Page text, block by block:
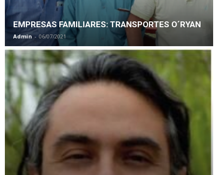
EMPRESAS FAMILIARES: TRANSPORTES O´RYAN
Admin - 06/07/2021